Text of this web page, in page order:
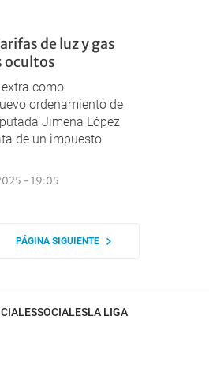
de luz y gas
ocultos
como
ordenamiento de
Jimena López
de un impuesto
- 19:05
PÁGINA SIGUIENTE
SOCIALESLA LIGA